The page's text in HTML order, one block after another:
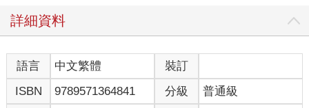
他們所有顧慮的、計較的、甚至堅持的事，都只是為了你的幸
悉心規劃一系列行程、出國放鬆心情。
我雖然不是聽話的孩子，但自認是個孝順的孩子，對於孝順爸媽
詳細資料
語言 中文繁體
裝訂
ISBN
9789571364841 分級 普通級